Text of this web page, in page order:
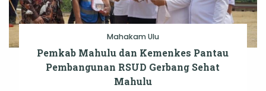
Mahakam Ulu
Pemkab Mahulu dan Kemenkes Pantau
Pembangunan RSUD Gerbang Sehat
Mahulu